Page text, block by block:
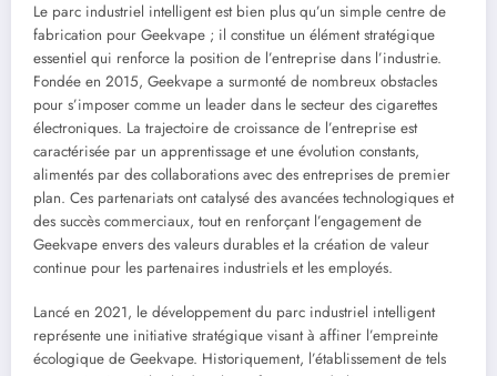
Le parc industriel intelligent est bien plus qu’un simple centre de
fabrication pour Geekvape ; il constitue un élément stratégique
essentiel qui renforce la position de l’entreprise dans l’industrie.
Fondée en 2015, Geekvape a surmonté de nombreux obstacles
pour s’imposer comme un leader dans le secteur des cigarettes
électroniques. La trajectoire de croissance de l’entreprise est
caractérisée par un apprentissage et une évolution constants,
alimentés par des collaborations avec des entreprises de premier
plan. Ces partenariats ont catalysé des avancées technologiques et
des succès commerciaux, tout en renforçant l’engagement de
Geekvape envers des valeurs durables et la création de valeur
continue pour les partenaires industriels et les employés.
Lancé en 2021, le développement du parc industriel intelligent
représente une initiative stratégique visant à affiner l’empreinte
écologique de Geekvape. Historiquement, l’établissement de tels